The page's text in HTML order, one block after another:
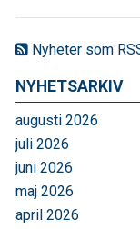
Nyheter som
NYHETSARKIV
augusti 2026
juli 2026
juni 2026
maj 2026
april 2026